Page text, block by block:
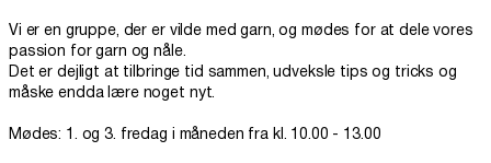
Vi er en gruppe, der er vilde med garn, og mødes for at dele vores
passion for garn og nåle.
Det er dejligt at tilbringe tid sammen, udveksle tips og tricks og
måske endda lære noget nyt.
Mødes: 1. og 3. fredag i måneden fra kl. 10.00 - 13.00